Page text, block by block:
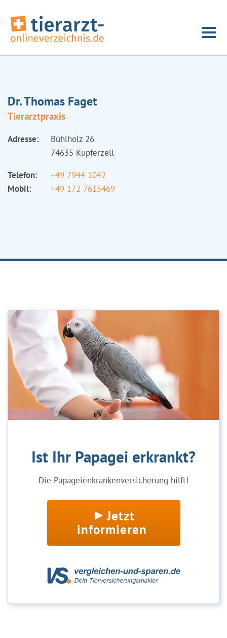
Dr. Thomas Faget
Tierarztpraxis
Adresse:
Bühlholz 26
74635 Kupferzell
Telefon:
+49 7944 1042
Mobil:
+49 172 7615469
Ist Ihr Papagei erkrankt?
Die Papageienkrankenversicherung hilft!
Jetzt
informieren